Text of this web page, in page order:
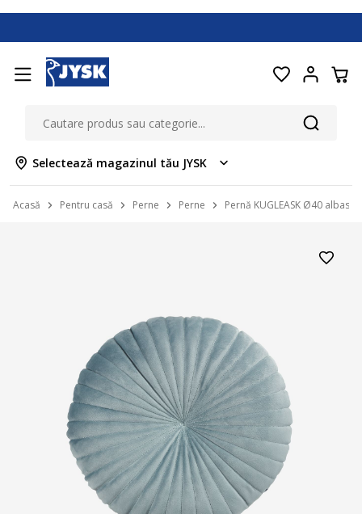
Selectează magazinul tău JYSK
Acasă Pentru casă Perne Perne Pernă KUGLEASK Ø40 albastră